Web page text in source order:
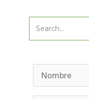
Search
for: